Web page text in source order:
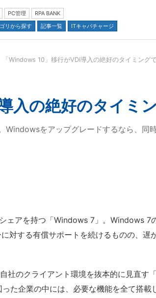
PC管理
RPA BANK
リから探す 記事一覧 ITキャパチャージ
「Windows 10」移行がVDI導入の絶好のタイミング
入の絶好のタイミ
Windowsをアップグレードするなら、同
ェアを持つ「Windows 7」。Windows 7
対する有償サポートを続けるものの、
のクライアント環境を抜本的に見直す
た企業の中には、必要な機能を全て搭載